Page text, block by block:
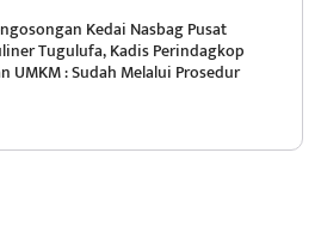
Kedai Nasbag Pusat
Tugulufa, Kadis Perindagkop
UMKM : Sudah Melalui Prosedur